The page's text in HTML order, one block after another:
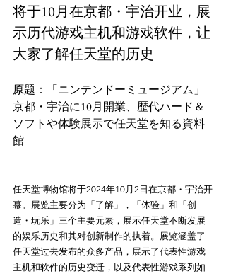
将于10月在京都・宇治开业，展
示历代游戏主机和游戏软件，让
大家了解任天堂的历史
原题：「ニンテンドーミュージアム」
京都・宇治に10月開業、歴代ハード＆
ソフトや体験展示で任天堂を知る資料
任天堂博物馆将于2024年10月2日在京都・宇治开
幕。展览主要分为「了解」，「体验」和「创
造・玩乐」三个主要元素，展示任天堂不断发展
的娱乐历史和其对创新制作的执着。展览涵盖了
任天堂过去发布的众多产品，展示了代表性游戏
主机和软件的历史变迁，以及代表性游戏系列如